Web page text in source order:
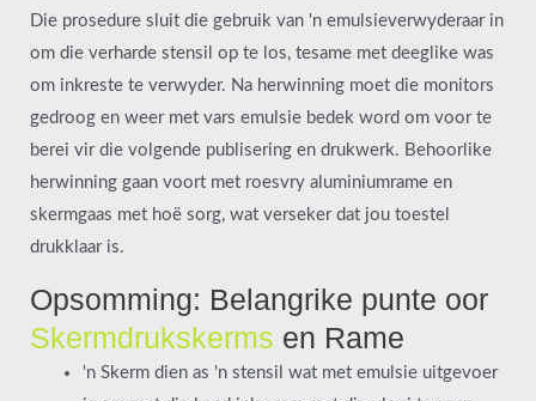
Die prosedure sluit die gebruik van 'n emulsieverwyderaar in
om die verharde stensil op te los, tesame met deeglike was
om inkreste te verwyder. Na herwinning moet die monitors
gedroog en weer met vars emulsie bedek word om voor te
berei vir die volgende publisering en drukwerk. Behoorlike
herwinning gaan voort met roesvry aluminiumrame en
skermgaas met hoë sorg, wat verseker dat jou toestel
drukklaar is.
Opsomming: Belangrike punte oor
Skermdrukskerms en Rame
'n Skerm dien as 'n stensil wat met emulsie uitgevoer